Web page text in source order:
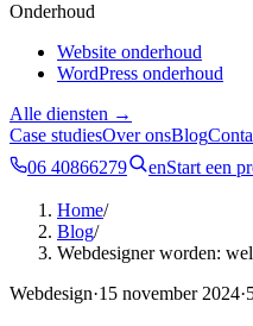
Onderhoud
Website onderhoud
WordPress onderhoud
Alle diensten →
Case studiesOver onsBlog
06 40866279
enStart een
Home/
Blog/
Webdesigner worden:
Webdesign·15 november 2024·